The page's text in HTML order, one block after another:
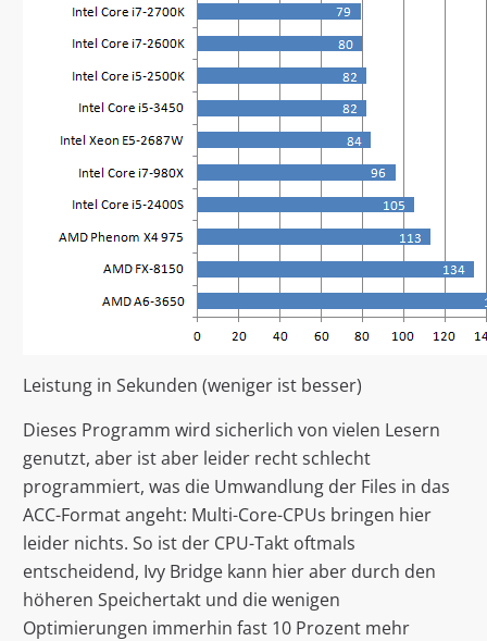
Leistung in Sekunden (weniger ist besser)
Dieses Programm wird sicherlich von vielen Lesern
genutzt, aber ist aber leider recht schlecht
programmiert, was die Umwandlung der Files in das
ACC-Format angeht: Multi-Core-CPUs bringen hier
leider nichts. So ist der CPU-Takt oftmals
entscheidend, Ivy Bridge kann hier aber durch den
höheren Speichertakt und die wenigen
Optimierungen immerhin fast 10 Prozent mehr